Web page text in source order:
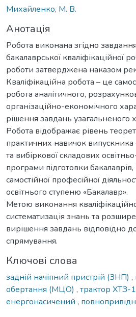
Михайленко, М. В.
Анотація
Робота виконана згідно
бакалаврської кваліфікаційної
роботи затверджена наказом
Кваліфікаційна робота – це
робота аналітичного,
організаційно-економічного
рішення завдань узагальненого
Робота відображає рівень
практичних навичок випускника
та вибіркової складових
програми підготовки бакалаврів,
самостійної професійної
освітнього ступеню «Бакалавр».
Метою виконання
систематизація знань та
вирішення завдань відповідно
спрямування.
Ключові слова
задній начіпний пристрій (ЗНП) ,
обертання (МЦО) , трактор ХТЗ-
енергонасичений ,